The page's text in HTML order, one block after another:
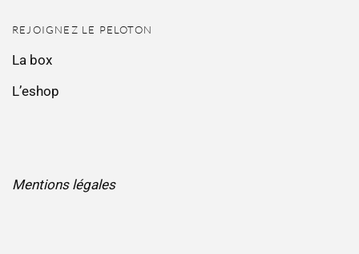
REJOIGNEZ LE PELOTON
La box
L’eshop
Mentions légales